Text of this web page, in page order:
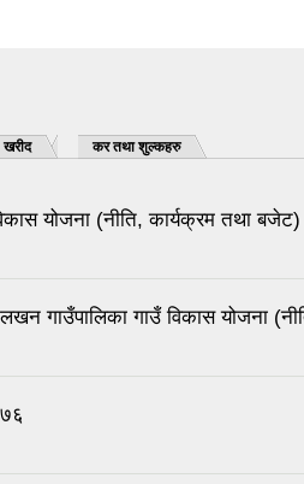
खरीद कर तथा शुल्कहरु
योजना (नीति, कार्यक्रम तथा बजेट)
गाउँपालिका गाउँ विकास योजना